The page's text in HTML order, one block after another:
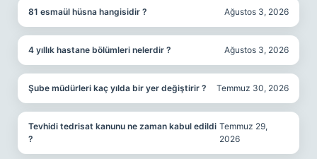
81 esmaül hüsna hangisidir ? Ağustos 3, 2026
4 yıllık hastane bölümleri nelerdir ? Ağustos 3, 2026
Şube müdürleri kaç yılda bir yer değiştirir ? Temmuz 30, 2026
Tevhidi tedrisat kanunu ne zaman kabul edildi
?
Temmuz 29,
2026